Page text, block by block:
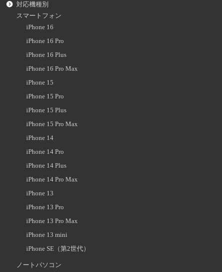
対応機種別
スマートフォン
iPhone 16
iPhone 16 Pro
iPhone 16 Plus
iPhone 16 Pro Max
iPhone 15
iPhone 15 Pro
iPhone 15 Plus
iPhone 15 Pro Max
iPhone 14
iPhone 14 Pro
iPhone 14 Plus
iPhone 14 Pro Max
iPhone 13
iPhone 13 Pro
iPhone 13 Pro Max
iPhone 13 mini
iPhone SE（第2世代）
ノートパソコン